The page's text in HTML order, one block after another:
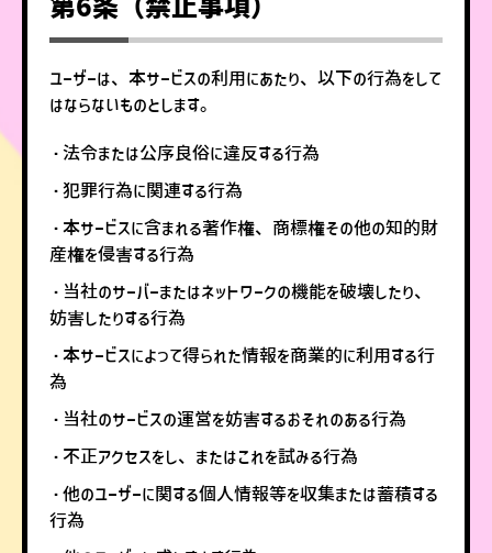
第6条（禁止事項）
ユーザーは、本サービスの利用にあたり、以下の行為をして
はならないものとします。
・法令または公序良俗に違反する行為
・犯罪行為に関連する行為
・本サービスに含まれる著作権、商標権その他の知的財
産権を侵害する行為
・当社のサーバーまたはネットワークの機能を破壊したり、
妨害したりする行為
・本サービスによって得られた情報を商業的に利用する行
為
・当社のサービスの運営を妨害するおそれのある行為
・不正アクセスをし、またはこれを試みる行為
・他のユーザーに関する個人情報等を収集または蓄積する
行為